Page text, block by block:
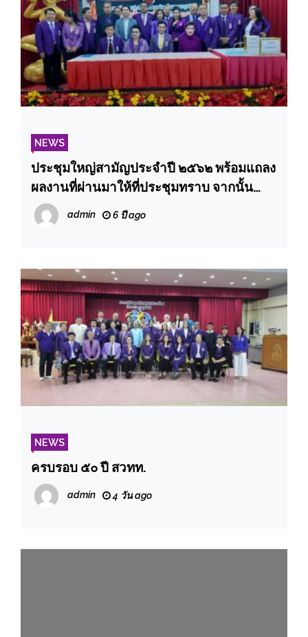
NEWS
ประชุมใหญ่สามัญประจำปี ๒๕๖๒ พร้อมแถลง
ผลงานที่ผ่านมาให้ที่ประชุมทราบ จากนั้น
เลือกตั้งนายกสมาคมฯ และคณะกรรมการ
บริหารสมาคมฯ ชุดใหม่ แทนชุดเก่าที่ครบ
admin 6 ปี ago
NEWS
ครบรอบ ๕๐ ปี สวทท.
admin 4 วัน ago